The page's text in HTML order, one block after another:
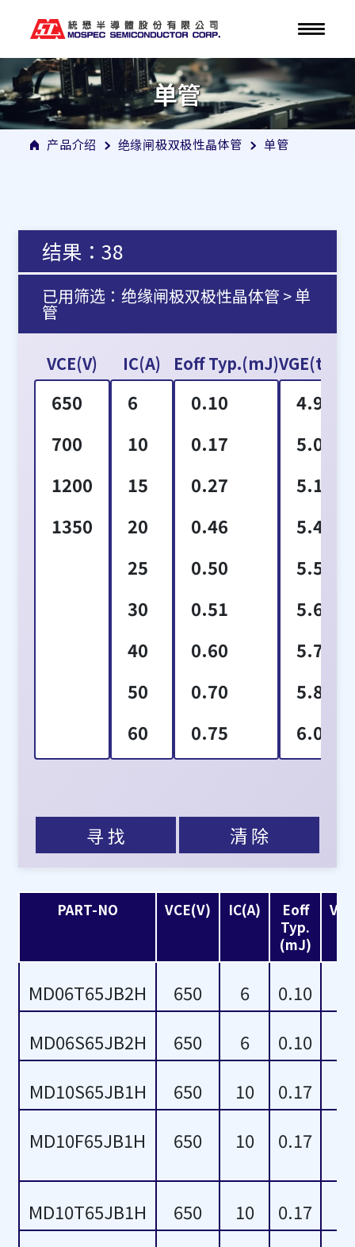
单管
产品介绍 绝缘闸极双极性晶体管 单管
结果：38
已用筛选：绝缘闸极双极性晶体管 > 单
管
VCE(V)
650
700
1200
1350
IC(A)
6
10
15
20
25
30
40
50
60
Eoff Typ.(mJ)
0.10
0.17
0.27
0.46
0.50
0.51
0.60
0.70
0.75
1.00
1.08
1.10
2.20
4.00
4.70
4.9
5.0
5.1
5.4
5.5
5.6
5.7
5.8
6.0
6.2
寻 找
清 除
PART-NO VCE(V) IC(A)
Eoff
Typ.
(mJ)
MD06T65JB2H 650 6
0.10
MD06S65JB2H
650 6
0.10
MD10S65JB1H
650 10
0.17
MD10F65JB1H
650 10 0.17
MD10T65JB1H 650 10
0.17